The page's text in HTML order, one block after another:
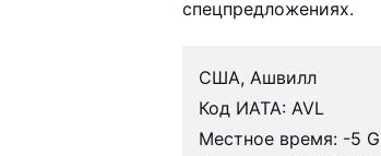
спецпредложениях.
США, Ашвилл
Код ИАТА: AVL
Местное время: -5